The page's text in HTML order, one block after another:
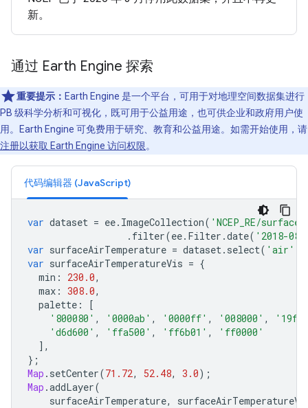
新。
通过 Earth Engine 探索
重要提示： Earth Engine 是一个平台，可用于对地理空间数据集进行
PB 级科学分析和可视化，既可用于公益用途，也可供企业和政府用户使
用。Earth Engine 可免费用于研究、教育和公益用途。如需开始使用，请
注册以获取 Earth Engine 访问权限。
代码编辑器 (JavaScript)
var dataset = ee. ImageCollection( 'NCEP_RE/
. filter(ee. Filter .date( '2018-
var surfaceAirTemperature = dataset. select( 'air'
var surfaceAirTemperatureVis = {
min : 230.0,
max : 308.0,
palette :
[
'800080' , '0000ab' , '0000ff' , '008000' ,
'd6d600' , 'ffa500' , 'ff6b01' ,
'ff0000'
],
};
Map . setCenter(71.72, 52.48, 3.0);
Map .addLayer(
surfaceAirTemperature,